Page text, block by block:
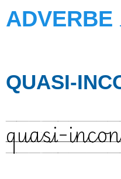
ADVERBE
QUASI-
quasi-